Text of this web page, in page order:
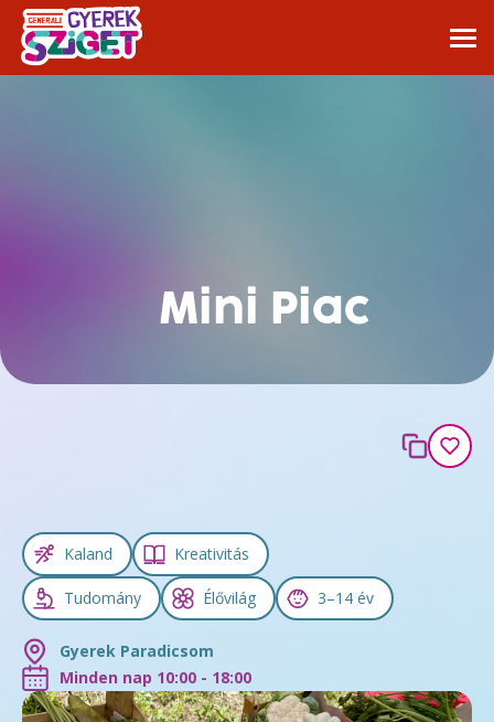
Mini Piac
Kaland Kreativitás
Tudomány Élővilág 3–14 év
Gyerek Paradicsom
Minden nap 10:00 - 18:00